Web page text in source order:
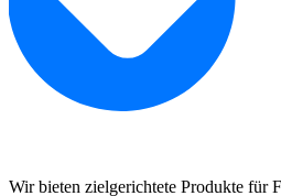
Wir bieten zielgerichtete Produkte für